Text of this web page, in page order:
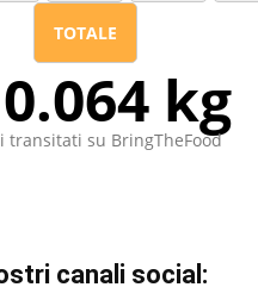
TOTALE
kg
transitati su BringTheFood
canali social: